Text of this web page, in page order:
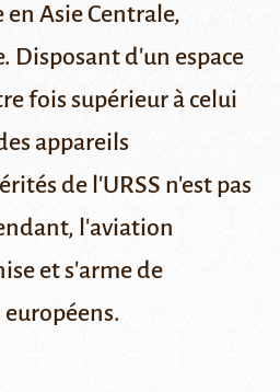
Asie Centrale,
Disposant d'un espace
fois supérieur à celui
appareils
de l'URSS n'est pas
l'aviation
et s'arme de